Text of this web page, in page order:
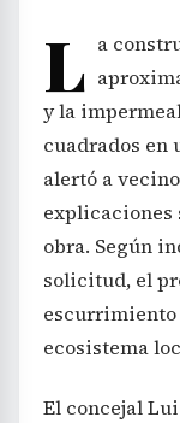
L a
y la
cuadrados en
alertó a
explicaciones
obra. Según
solicitud, el
escurrimiento
ecosistema
El concejal